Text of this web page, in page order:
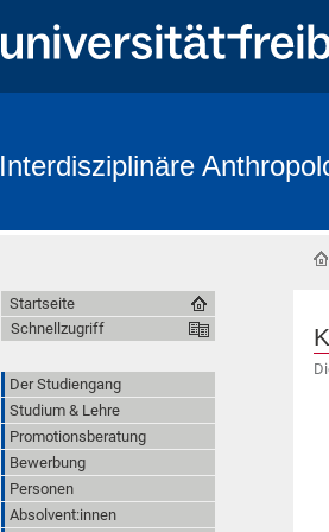
Interdisziplinäre
Startseite
Schnellzugriff
Der Studiengang
Studium & Lehre
Promotionsberatung
Bewerbung
Personen
Absolvent:innen